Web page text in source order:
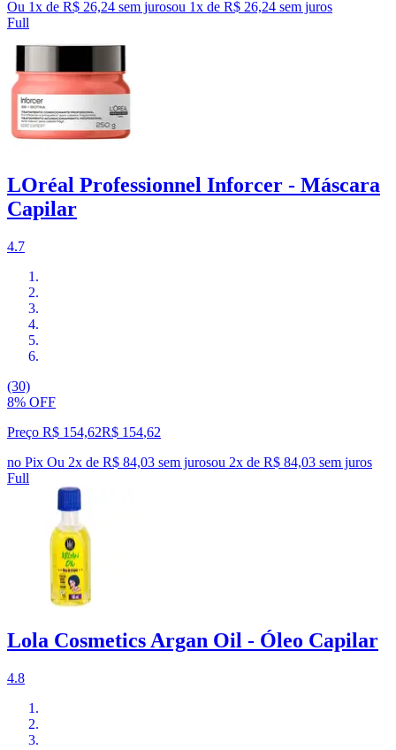
Ou 1x de R$ 26,24 sem jurosou 1x de R$ 26,24 sem juros
Full
LOréal Professionnel Inforcer - Máscara
Capilar
4.7
(30)
8% OFF
Preço R$ 154,62R$ 154,62
no Pix Ou 2x de R$ 84,03 sem jurosou 2x de R$ 84,03 sem juros
Full
Lola Cosmetics Argan Oil - Óleo Capilar
4.8